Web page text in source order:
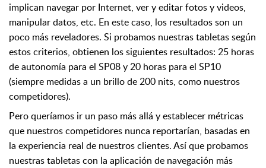
implican navegar por Internet, ver y editar fotos y videos,
manipular datos, etc. En este caso, los resultados son un
poco más reveladores. Si probamos nuestras tabletas según
estos criterios, obtienen los siguientes resultados: 25 horas
de autonomía para el SP08 y 20 horas para el SP10
(siempre medidas a un brillo de 200 nits, como nuestros
competidores).
Pero queríamos ir un paso más allá y establecer métricas
que nuestros competidores nunca reportarían, basadas en
la experiencia real de nuestros clientes. Así que probamos
nuestras tabletas con la aplicación de navegación más